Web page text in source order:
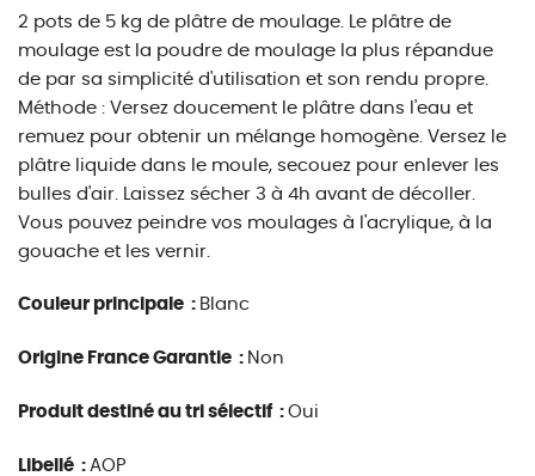
2 pots de 5 kg de plâtre de moulage. Le plâtre de
moulage est la poudre de moulage la plus répandue
de par sa simplicité d'utilisation et son rendu propre.
Méthode : Versez doucement le plâtre dans l'eau et
remuez pour obtenir un mélange homogène. Versez le
plâtre liquide dans le moule, secouez pour enlever les
bulles d'air. Laissez sécher 3 à 4h avant de décoller.
Vous pouvez peindre vos moulages à l'acrylique, à la
gouache et les vernir.
Couleur principale : Blanc
Origine France Garantie : Non
Produit destiné au tri sélectif : Oui
Libellé : AOP